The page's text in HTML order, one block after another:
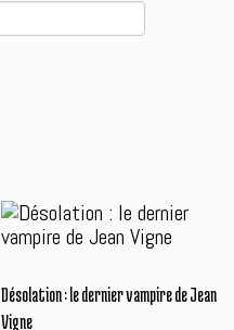
Désolation : le dernier vampire de Jean
Vigne